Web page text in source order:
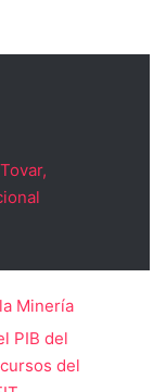
Minería
PIB del
del